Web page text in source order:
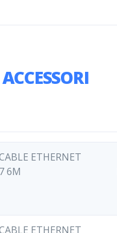
ETHERNET
7 6M
ETHERNET